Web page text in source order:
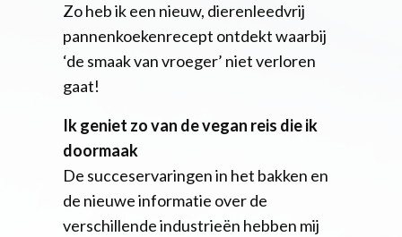
Zo heb ik een nieuw, dierenleedvrij
pannenkoekenrecept ontdekt waarbij
‘de smaak van vroeger’ niet verloren
gaat!
Ik geniet zo van de vegan reis die ik
doormaak
De succeservaringen in het bakken en
de nieuwe informatie over de
verschillende industrieën hebben mij